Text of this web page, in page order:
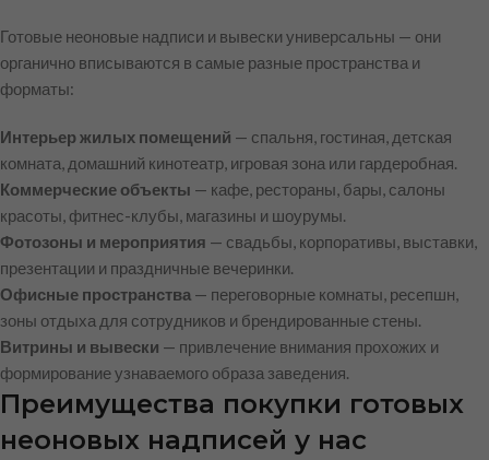
Готовые неоновые надписи и вывески универсальны — они
органично вписываются в самые разные пространства и
форматы:
Интерьер жилых помещений — спальня, гостиная, детская
комната, домашний кинотеатр, игровая зона или гардеробная.
Коммерческие объекты — кафе, рестораны, бары, салоны
красоты, фитнес-клубы, магазины и шоурумы.
Фотозоны и мероприятия — свадьбы, корпоративы, выставки,
презентации и праздничные вечеринки.
Офисные пространства — переговорные комнаты, ресепшн,
зоны отдыха для сотрудников и брендированные стены.
Витрины и вывески — привлечение внимания прохожих и
формирование узнаваемого образа заведения.
Преимущества покупки готовых
неоновых надписей у нас